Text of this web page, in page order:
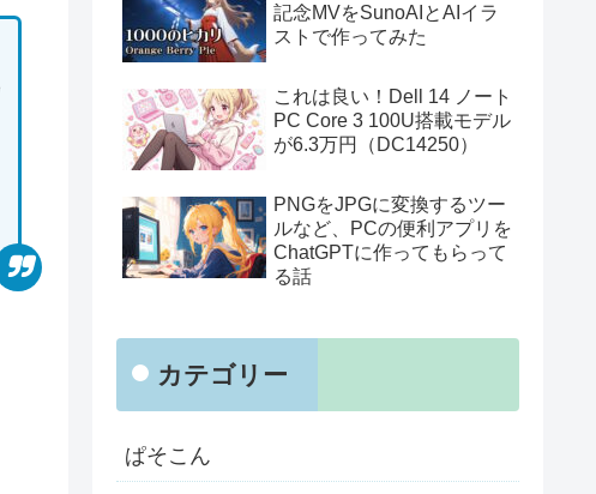
記念MVをSunoAIとAIイラ
ストで作ってみた
これは良い！Dell 14 ノート
PC Core 3 100U搭載モデル
が6.3万円（DC14250）
PNGをJPGに変換するツー
ルなど、PCの便利アプリを
ChatGPTに作ってもらって
る話
カテゴリー
ぱそこん